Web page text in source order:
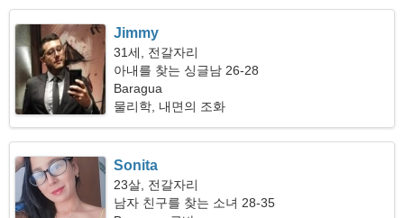
Jimmy
31세, 전갈자리
아내를 찾는 싱글남 26-28
Baragua
물리학, 내면의 조화
Sonita
23살, 전갈자리
남자 친구를 찾는 소녀 28-35